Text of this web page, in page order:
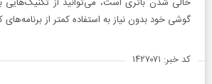
خالی شدن باتری است، می‌توانید از تکنیک‌هایی
گوشی خود بدون نیاز به استفاده کمتر از برنامه‌های
کد خبر: ۱۴۲۷۰۷۱